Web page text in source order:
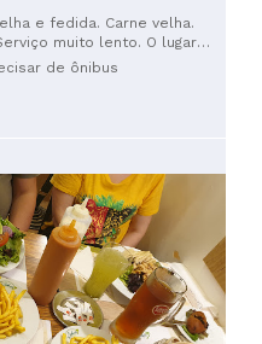
e fedida. Carne velha.
muito lento. O lugar
de ônibus